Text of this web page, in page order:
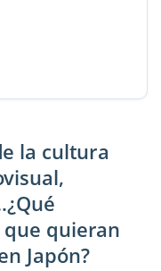
la cultura
quieran
Japón?